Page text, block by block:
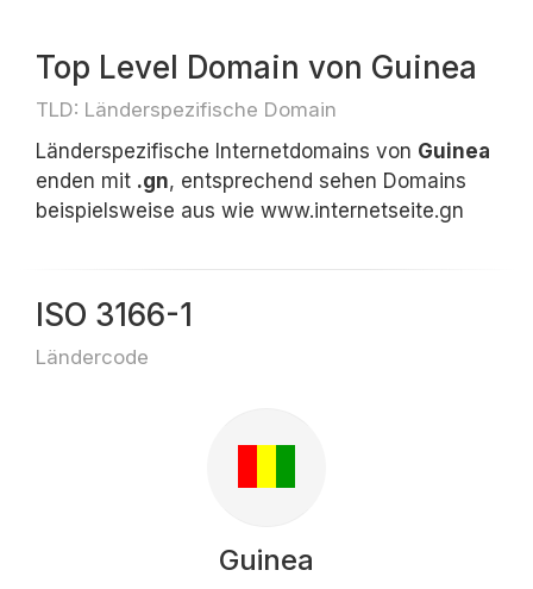
Top Level Domain von Guinea
TLD: Länderspezifische Domain
Länderspezifische Internetdomains von Guinea
enden mit .gn, entsprechend sehen Domains
beispielsweise aus wie www.internetseite.gn
ISO 3166-1
Ländercode
Guinea